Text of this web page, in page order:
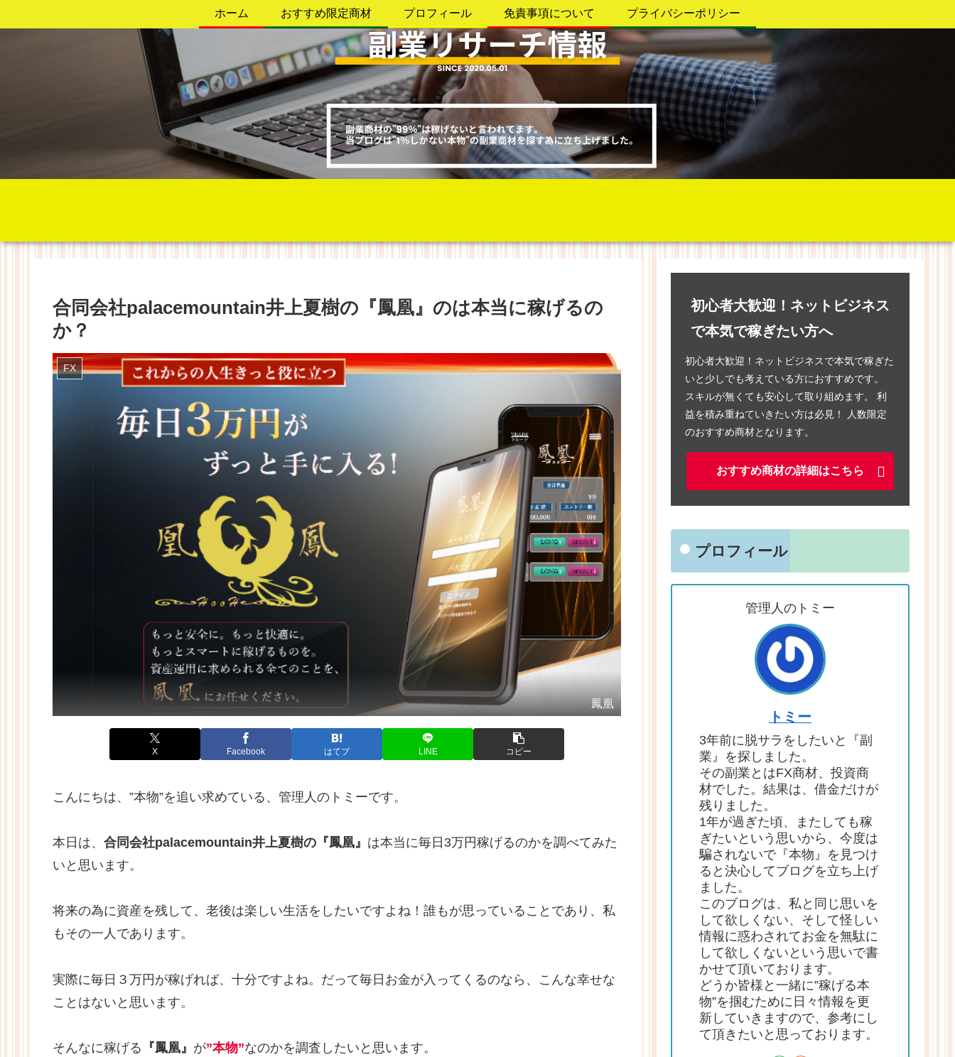
ホーム おすすめ限定商材 プロフィール 免責事項について プライバシーポリシー
合同会社palacemountain井上夏樹の『鳳凰』のは本当に稼げるの
か？
FX
鳳凰
X Facebook はてブ LINE コピー
こんにちは、”本物”を追い求めている、管理人のトミーです。
本日は、 合同会社palacemountain井上夏樹の『鳳凰』 は本当に毎日3万円稼げるのかを調べてみた
いと思います。
将来の為に資産を残して、老後は楽しい生活をしたいですよね！誰もが思っていることであり、私
もその一人であります。
実際に毎日３万円が稼げれば、十分ですよね。だって毎日お金が入ってくるのなら、こんな幸せな
ことはないと思います。
そんなに稼げる 『鳳凰』 が”本物”なのかを調査したいと思います。
初心者大歓迎！ネットビジネス
で本気で稼ぎたい方へ
初心者大歓迎！ネットビジネスで本気で稼ぎた
いと少しでも考えている方におすすめです。
スキルが無くても安心して取り組めます。 利
益を積み重ねていきたい方は必見！ 人数限定
のおすすめ商材となります。
おすすめ商材の詳細はこちら
プロフィール
管理人のトミー
トミー
3年前に脱サラをしたいと『副
業』を探しました。
その副業とはFX商材、投資商
材でした。結果は、借金だけが
残りました。
1年が過ぎた頃、またしても稼
ぎたいという思いから、今度は
騙されないで『本物』を見つけ
ると決心してブログを立ち上げ
ました。
このブログは、私と同じ思いを
して欲しくない、そして怪しい
情報に惑わされてお金を無駄に
して欲しくないという思いで書
かせて頂いております。
どうか皆様と一緒に”稼げる本
物”を掴むために日々情報を更
新していきますので、参考にし
て頂きたいと思っております。